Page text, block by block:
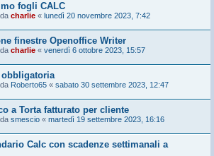
fogli CALC
charlie « lunedì 20 novembre 2023, 7:42
finestre Openoffice Writer
charlie « venerdì 6 ottobre 2023, 15:57
obbligatoria
Roberto65 « sabato 30 settembre 2023, 12:47
a Torta fatturato per cliente
smescio « martedì 19 settembre 2023, 16:16
Calc con scadenze settimanali a